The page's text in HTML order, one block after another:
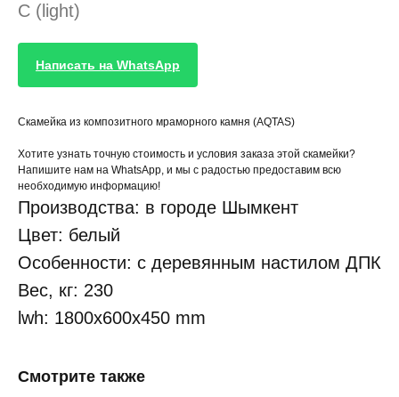
C (light)
Написать на WhatsApp
Скамейка из композитного мраморного камня (AQTAS)
Хотите узнать точную стоимость и условия заказа этой скамейки?
Напишите нам на WhatsApp, и мы с радостью предоставим всю
необходимую информацию!
Производства: в городе Шымкент
Цвет: белый
Особенности: c деревянным настилом ДПК
Вес, кг: 230
lwh: 1800x600x450 mm
Смотрите также